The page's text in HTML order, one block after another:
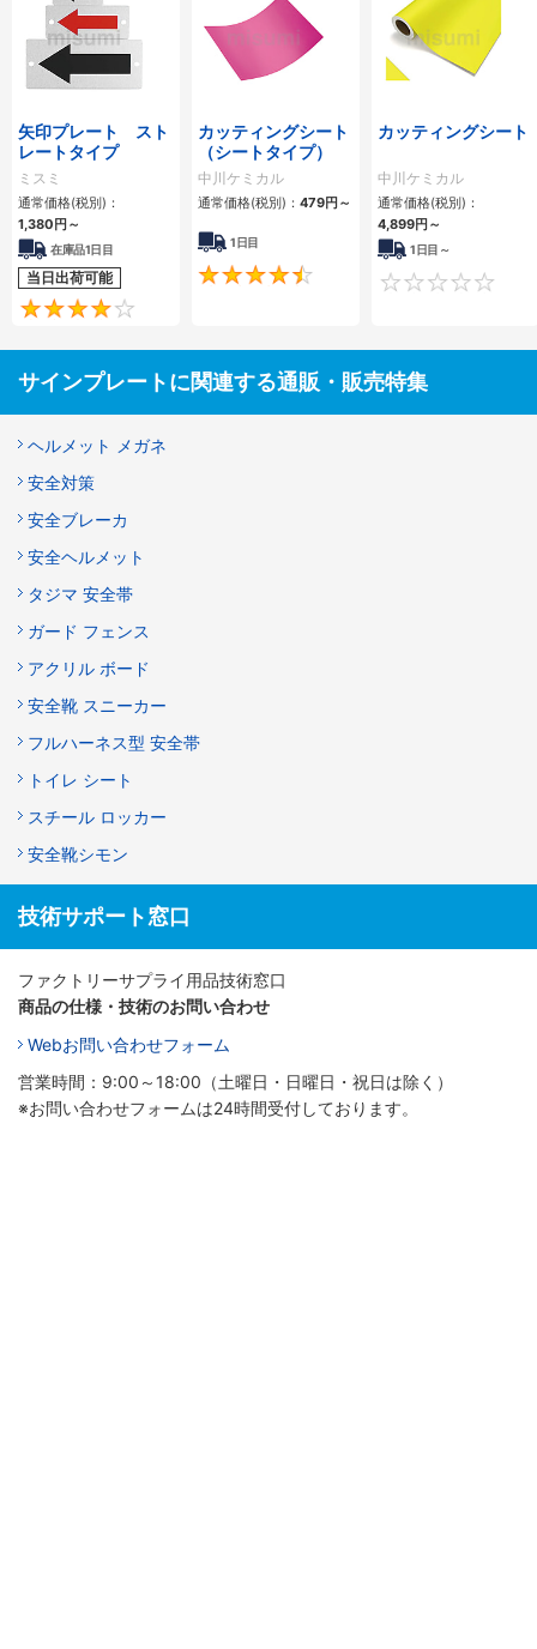
矢印プレート スト
レートタイプ
ミスミ
通常価格(税別)：
1,380円 ～
在庫品1日目
当日出荷可能
カッティングシート
（シートタイプ）
中川ケミカル
通常価格(税別)： 479円 ～
1日目
4.6
カッティングシート
中川ケミカル
通常価格(税別)：
4,899円 ～
1日目～
サインプレートに関連する通販・販売特集
ヘルメット メガネ
安全対策
安全ブレーカ
安全ヘルメット
タジマ 安全帯
ガード フェンス
アクリル ボード
安全靴 スニーカー
フルハーネス型 安全帯
トイレ シート
スチール ロッカー
安全靴シモン
技術サポート窓口
ファクトリーサプライ用品技術窓口
商品の仕様・技術のお問い合わせ
Webお問い合わせフォーム
営業時間：9:00～18:00（土曜日・日曜日・祝日は除く）
※お問い合わせフォームは24時間受付しております。